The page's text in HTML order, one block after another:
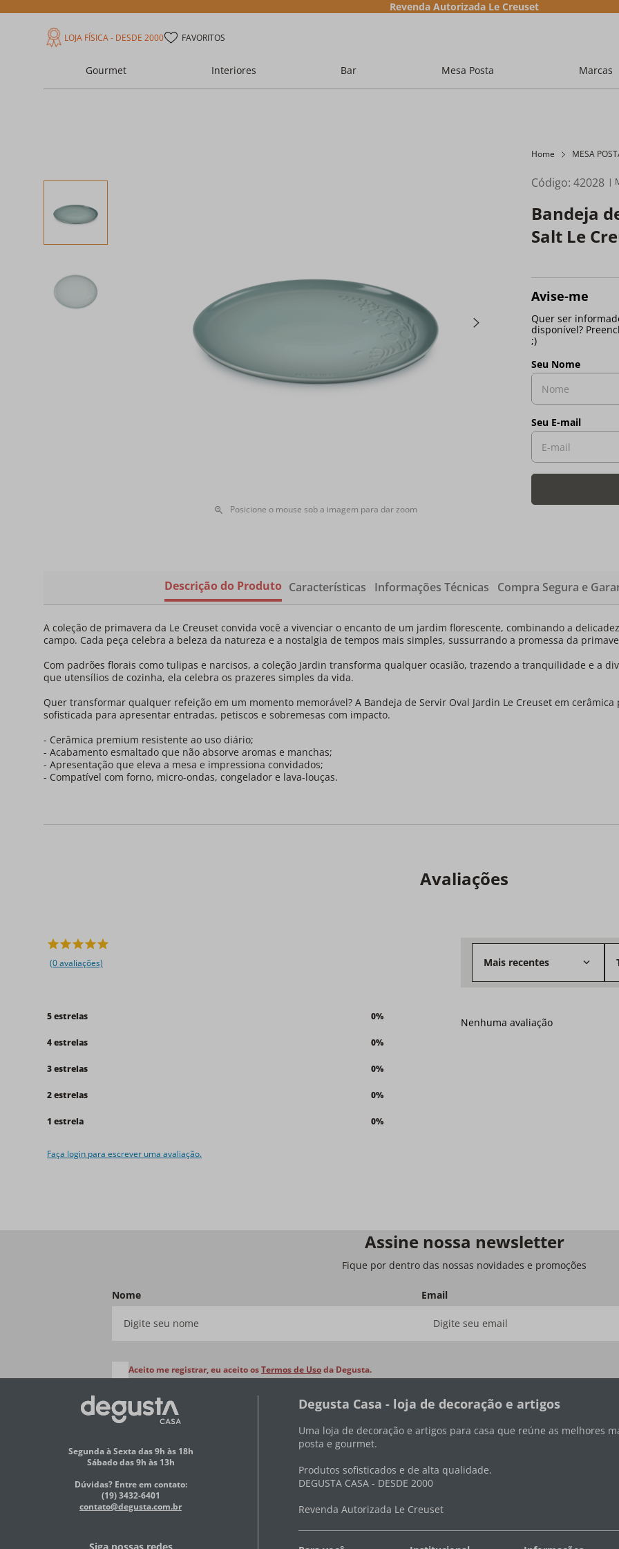
Revenda Autorizada Le Creuset
LOJA FÍSICA - DESDE 2000 FAVORITOS
Gourmet Interiores Bar Mesa Posta Marcas
Posicione o mouse sob a imagem para dar zoom
Home MESA
Código:42028
Bandeja
Salt Le
Descrição do Produto Características Informações Técnicas Compra Segura e
A coleção de primavera da Le Creuset convida você a vivenciar o encanto de um jardim florescente, combinando a
campo. Cada peça celebra a beleza da natureza e a nostalgia de tempos mais simples, sussurrando a promessa da
Com padrões florais como tulipas e narcisos, a coleção Jardin transforma qualquer ocasião, trazendo a tranquilidade e a
que utensílios de cozinha, ela celebra os prazeres simples da vida.
Quer transformar qualquer refeição em um momento memorável? A Bandeja de Servir Oval Jardin Le Creuset em
sofisticada para apresentar entradas, petiscos e sobremesas com impacto.
- Cerâmica premium resistente ao uso diário;
- Acabamento esmaltado que não absorve aromas e manchas;
- Apresentação que eleva a mesa e impressiona convidados;
- Compatível com forno, micro-ondas, congelador e lava-louças.
Avaliações
(0 avaliações)
5 estrelas 0%
4 estrelas 0%
3 estrelas 0%
2 estrelas 0%
1 estrela 0%
Faça login para escrever uma avaliação.
Mais recentes
Nenhuma avaliação
Assine nossa newsletter
Fique por dentro das nossas novidades e promoções
Nome Email
Aceito me registrar, eu aceito osTermos de Usoda Degusta.
Segunda à Sexta das 9h às 18h
Sábado das 9h às 13h
Dúvidas? Entre em contato:
(19) 3432-6401
contato@degusta.com.br
Degusta Casa - loja de decoração e artigos
Uma loja de decoração e artigos para casa que reúne as melhores
posta e gourmet.
Produtos sofisticados e de alta qualidade.
DEGUSTA CASA - DESDE 2000
Revenda Autorizada Le Creuset